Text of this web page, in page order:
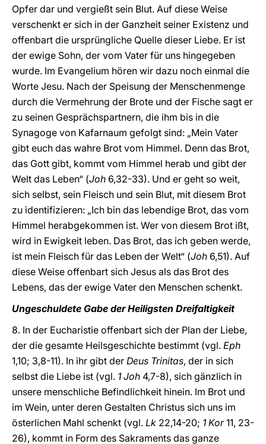
Opfer dar und vergießt sein Blut. Auf diese Weise
verschenkt er sich in der Ganzheit seiner Existenz und
offenbart die ursprüngliche Quelle dieser Liebe. Er ist
der ewige Sohn, der vom Vater für uns hingegeben
wurde. Im Evangelium hören wir dazu noch einmal die
Worte Jesu. Nach der Speisung der Menschenmenge
durch die Vermehrung der Brote und der Fische sagt er
zu seinen Gesprächspartnern, die ihm bis in die
Synagoge von Kafarnaum gefolgt sind: „Mein Vater
gibt euch das wahre Brot vom Himmel. Denn das Brot,
das Gott gibt, kommt vom Himmel herab und gibt der
Welt das Leben“ (Joh 6,32-33). Und er geht so weit,
sich selbst, sein Fleisch und sein Blut, mit diesem Brot
zu identifizieren: „Ich bin das lebendige Brot, das vom
Himmel herabgekommen ist. Wer von diesem Brot ißt,
wird in Ewigkeit leben. Das Brot, das ich geben werde,
ist mein Fleisch für das Leben der Welt“ (Joh 6,51). Auf
diese Weise offenbart sich Jesus als das Brot des
Lebens, das der ewige Vater den Menschen schenkt.
Ungeschuldete Gabe der Heiligsten Dreifaltigkeit
8. In der Eucharistie offenbart sich der Plan der Liebe,
der die gesamte Heilsgeschichte bestimmt (vgl. Eph
1,10; 3,8-11). In ihr gibt der Deus Trinitas, der in sich
selbst die Liebe ist (vgl. 1 Joh 4,7-8), sich gänzlich in
unsere menschliche Befindlichkeit hinein. Im Brot und
im Wein, unter deren Gestalten Christus sich uns im
österlichen Mahl schenkt (vgl. Lk 22,14-20; 1 Kor11, 23-
26), kommt in Form des Sakraments das ganze